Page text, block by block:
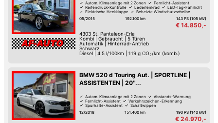
Autom. Klimaanlage mit 2 Zonen
Fernlicht-Assistent
Reifendruck-Kontrolle
Lederlenkrad
LED-Tag-Fahrlicht
Elektrische Heckklappe
Beheizte Windschutzscheibe
Armstütze
05/2015 192.100 km 143 PS (105 kW)
€ 14.850,-
4303 St. Pantaleon-Erla
Kombi| Gebraucht
5 Türen
Automatik| Hinterrad-Antrieb
Schwarz
Diesel
4.5 l/100km 119 g CO2 /km (komb.)
BMW 520 d Touring Aut. | SPORTLINE |
ASSISTENTEN | 20''...
Autom. Klimaanlage mit 2 Zonen
Abstands-Warnung
Fernlicht-Assistent
Verkehrszeichen-Erkennung
Spurhalte-Assistent
Schaltwippen
Reifendruck-Kontrolle
Müdigkeitserkennung
12/2018 151.400 km 190 PS (140 kW)
€ 24.970,-